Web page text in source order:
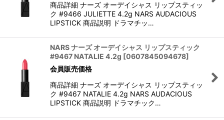
商品詳細 ナーズ オーデイシャス リップスティッ
ク #9466 JULIETTE 4.2g NARS AUDACIOUS
LIPSTICK 商品説明 ドラマチッ…
NARS ナーズ オーデイシャス リップスティック
#9467 NATALIE 4.2g [0607845094678]
会員販売価格
商品詳細 ナーズ オーデイシャス リップスティッ
ク #9467 NATALIE 4.2g NARS AUDACIOUS
LIPSTICK 商品説明 ドラマチック…